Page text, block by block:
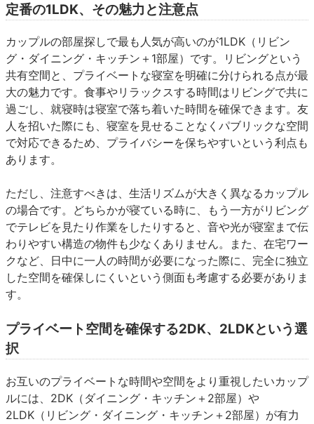
定番の1LDK、その魅力と注意点
カップルの部屋探しで最も人気が高いのが1LDK（リビン
グ・ダイニング・キッチン＋1部屋）です。リビングという
共有空間と、プライベートな寝室を明確に分けられる点が最
大の魅力です。食事やリラックスする時間はリビングで共に
過ごし、就寝時は寝室で落ち着いた時間を確保できます。友
人を招いた際にも、寝室を見せることなくパブリックな空間
で対応できるため、プライバシーを保ちやすいという利点も
あります。
ただし、注意すべきは、生活リズムが大きく異なるカップル
の場合です。どちらかが寝ている時に、もう一方がリビング
でテレビを見たり作業をしたりすると、音や光が寝室まで伝
わりやすい構造の物件も少なくありません。また、在宅ワー
クなど、日中に一人の時間が必要になった際に、完全に独立
した空間を確保しにくいという側面も考慮する必要がありま
す。
プライベート空間を確保する2DK、2LDKという選
択
お互いのプライベートな時間や空間をより重視したいカップ
ルには、2DK（ダイニング・キッチン＋2部屋）や
2LDK（リビング・ダイニング・キッチン＋2部屋）が有力